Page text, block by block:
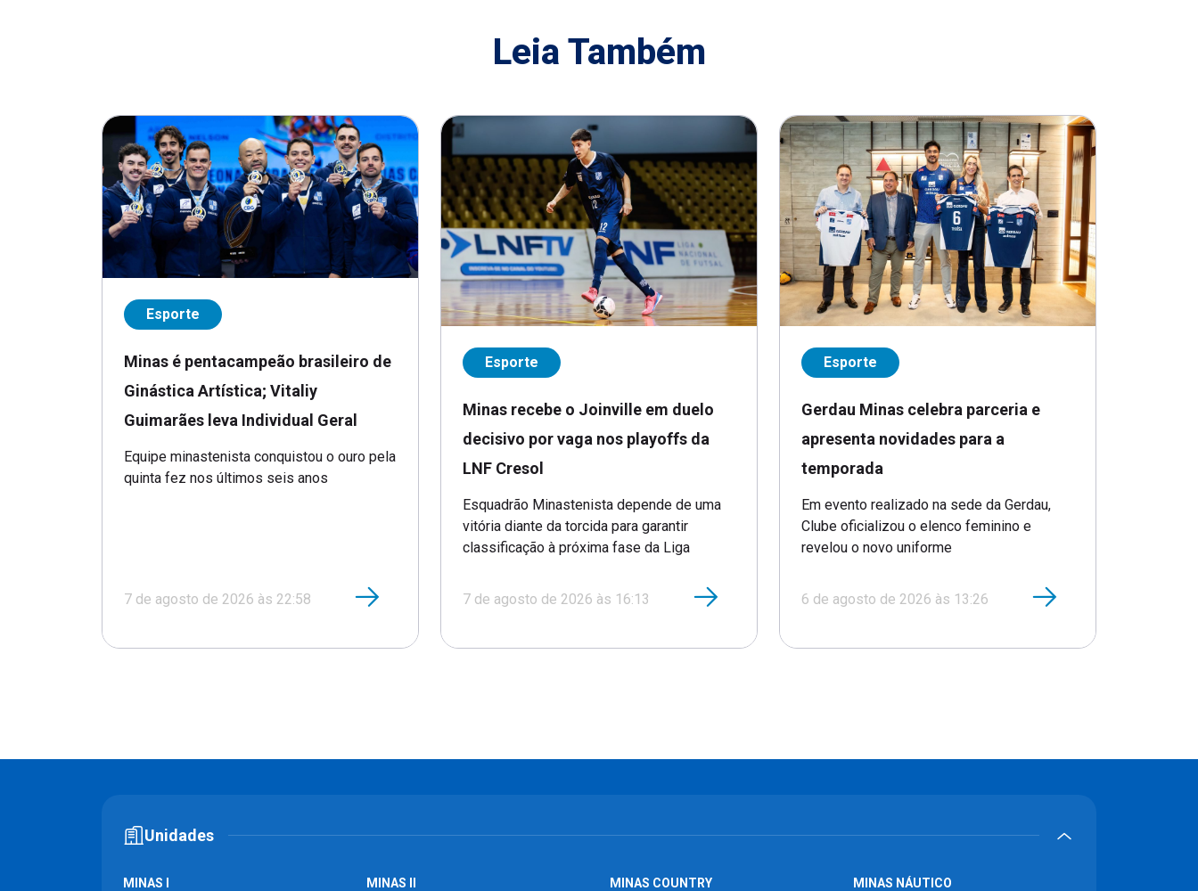
Leia Também
Esporte
Minas é pentacampeão brasileiro de
Ginástica Artística; Vitaliy
Guimarães leva Individual Geral
Equipe minastenista conquistou o ouro pela
quinta fez nos últimos seis anos
7 de agosto de 2026 às 22:58
Esporte
Minas recebe o Joinville em duelo
decisivo por vaga nos playoffs da
LNF Cresol
Esquadrão Minastenista depende de uma
vitória diante da torcida para garantir
classificação à próxima fase da Liga
7 de agosto de 2026 às 16:13
Esporte
Gerdau Minas celebra parceria e
apresenta novidades para a
temporada
Em evento realizado na sede da Gerdau,
Clube oficializou o elenco feminino e
revelou o novo uniforme
6 de agosto de 2026 às 13:26
Unidades
MINAS I MINAS II MINAS COUNTRY MINAS NÁUTICO